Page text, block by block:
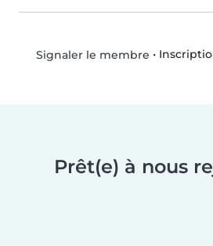
Signaler le membre •
Prêt(e) à nous